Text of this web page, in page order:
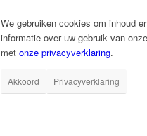
We gebruiken cookies om inhoud
informatie over uw gebruik van
met onze privacyverklaring.
Akkoord Privacyverklaring